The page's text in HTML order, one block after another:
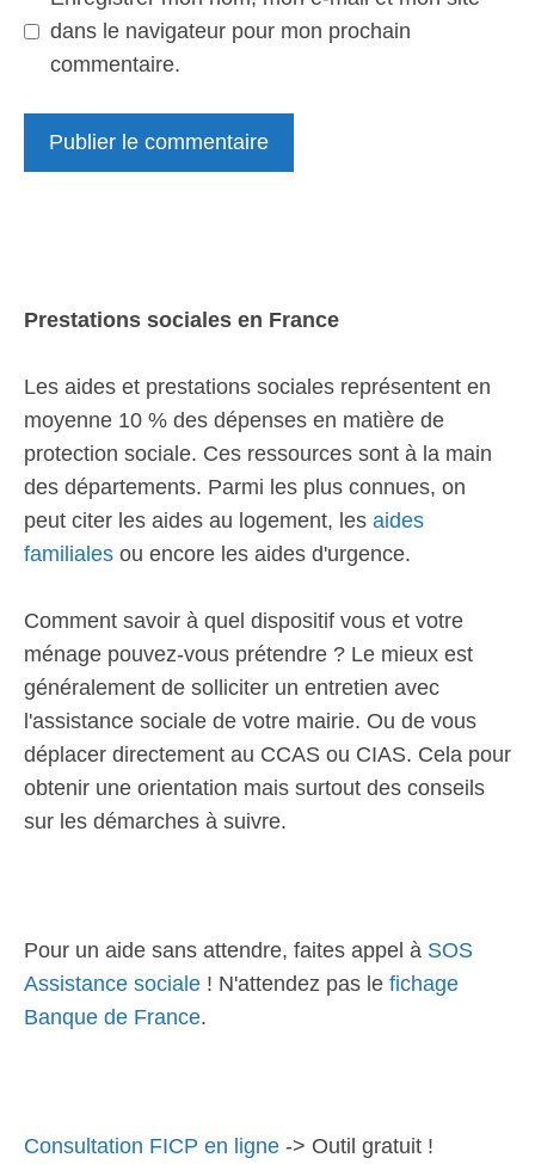
dans le navigateur pour mon prochain
commentaire.
Prestations sociales en France
Les aides et prestations sociales représentent en
moyenne 10 % des dépenses en matière de
protection sociale. Ces ressources sont à la main
des départements. Parmi les plus connues, on
peut citer les aides au logement, les aides
familiales ou encore les aides d'urgence.
Comment savoir à quel dispositif vous et votre
ménage pouvez-vous prétendre ? Le mieux est
généralement de solliciter un entretien avec
l'assistance sociale de votre mairie. Ou de vous
déplacer directement au CCAS ou CIAS. Cela pour
obtenir une orientation mais surtout des conseils
sur les démarches à suivre.
Pour un aide sans attendre, faites appel à SOS
Assistance sociale ! N'attendez pas le fichage
Banque de France.
Consultation FICP en ligne -> Outil gratuit !